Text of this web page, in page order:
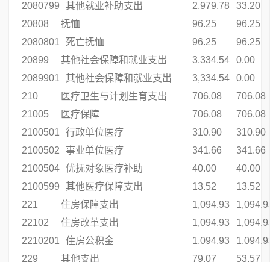
2080799
其他就业补助支出 2,979.78
33.20
20808
抚恤 96.25
96.25
2080801
死亡抚恤 96.25
96.25
20899
其他社会保障和就业支出 3,334.54
0.00
2089901
其他社会保障和就业支出 3,334.54
0.00
210
医疗卫生与计划生育支出 706.08
706.08
21005
医疗保障 706.08
706.08
2100501
行政单位医疗 310.90
310.90
2100502
事业单位医疗 341.66
341.66
2100504 优抚对象医疗补助 40.00
40.00
2100599
其他医疗保障支出 13.52
13.52
221
住房保障支出 1,094.93
22102
住房改革支出 1,094.93
2210201
住房公积金 1,094.93
229
其他支出 79.07
53.57